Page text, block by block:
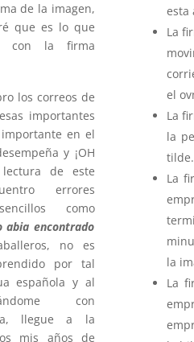
de la imagen,
que es lo que
con la firma
los correos de
importantes
en el
y ¡OH
lectura de este
errores
como
abia encontrado
no es
por tal
española y al
con
llegue a la
mis años de
esta
La
el
La
la
tilde.
La
la
La